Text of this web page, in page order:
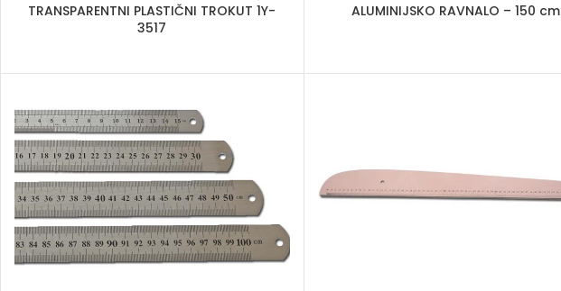
TRANSPARENTNI PLASTIČNI TROKUT 1Y-
3517
ALUMINIJSKO RAVNALO – 150 cm